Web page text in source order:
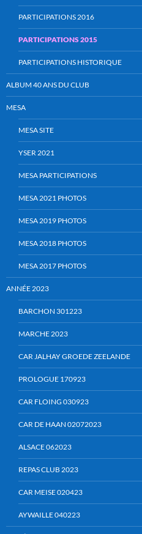
PARTICIPATIONS 2016
PARTICIPATIONS 2015
PARTICIPATIONS HISTORIQUE
ALBUM 40 ANS DU CLUB
MESA
MESA SITE
YSER 2021
MESA PARTICIPATIONS
MESA 2021 PHOTOS
MESA 2019 PHOTOS
MESA 2018 PHOTOS
MESA 2017 PHOTOS
ANNÉE 2023
BARCHON 301223
MARCHE 2023
CAR JALHAY GROEDE ZEELANDE
PROLOGUE 170923
CAR FLOING 030923
CAR DE HAAN 02072023
ALSACE 062023
REPAS CLUB 2023
CAR MEISE 020423
AYWAILLE 040223